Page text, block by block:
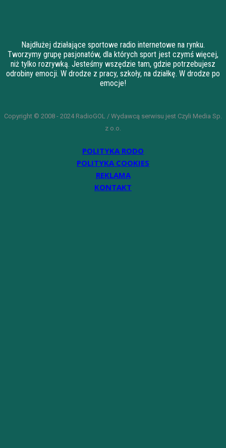
Najdłużej działające sportowe radio internetowe na rynku.
Tworzymy grupę pasjonatów, dla których sport jest czymś więcej,
niż tylko rozrywką. Jesteśmy wszędzie tam, gdzie potrzebujesz
odrobiny emocji. W drodze z pracy, szkoły, na działkę. W drodze po
emocje!
Copyright © 2008 - 2024 RadioGOL / Wydawcą serwisu jest Czyli Media Sp.
z o.o.
POLITYKA RODO
POLITYKA COOKIES
REKLAMA
KONTAKT